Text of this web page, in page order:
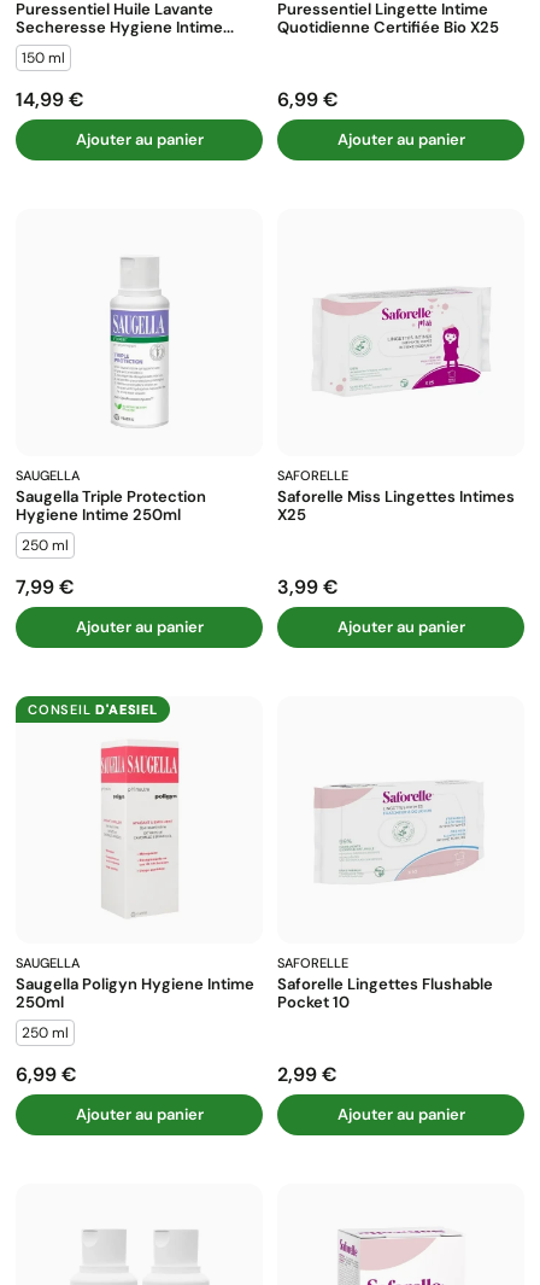
Puressentiel Huile Lavante
Secheresse Hygiene Intime...
150 ml
Prix
14,99 €
Ajouter au panier
Puressentiel Lingette Intime
Quotidienne Certifiée Bio X25
Prix
6,99 €
Ajouter au panier
SAUGELLA
Saugella Triple Protection
Hygiene Intime 250ml
250 ml
Prix
7,99 €
Ajouter au panier
SAFORELLE
Saforelle Miss Lingettes Intimes
X25
Prix
3,99 €
Ajouter au panier
CONSEILD'AESIEL
SAUGELLA
Saugella Poligyn Hygiene Intime
250ml
250 ml
Prix
6,99 €
Ajouter au panier
SAFORELLE
Saforelle Lingettes Flushable
Pocket 10
Prix
2,99 €
Ajouter au panier